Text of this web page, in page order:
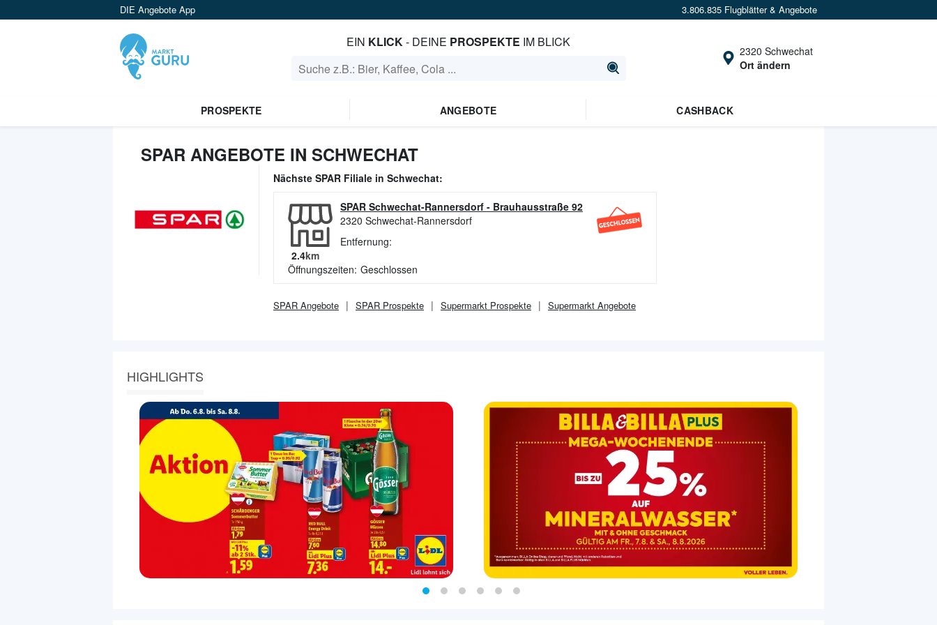
DIE Angebote App 3.806.835 Flugblätter & Angebote
EIN KLICK- DEINE PROSPEKTE IM BLICK
2320 Schwechat
Ort ändern
PROSPEKTE ANGEBOTE CASHBACK
SPAR ANGEBOTE IN SCHWECHAT
Nächste SPAR Filiale in Schwechat:
SPAR Schwechat-Rannersdorf - Brauhausstraße 92
2320 Schwechat-Rannersdorf
Entfernung:
2.4km
Öffnungszeiten: Geschlossen
SPAR Angebote SPAR Prospekte Supermarkt Prospekte Supermarkt Angebote
HIGHLIGHTS